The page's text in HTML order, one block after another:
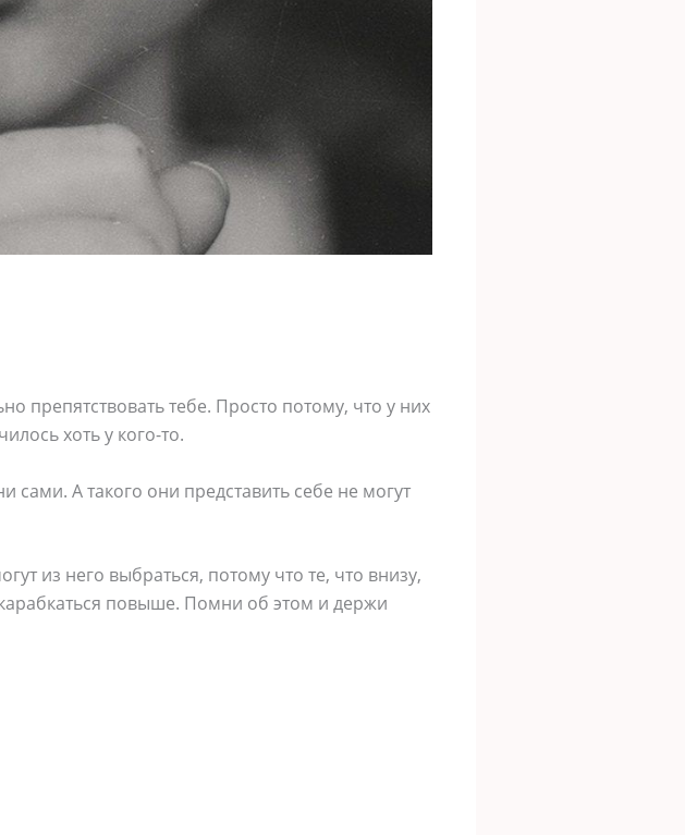
препятствовать тебе. Просто потому, что у них
хоть у кого-то.
сами. А такого они представить себе не могут
из него выбраться, потому что те, что внизу,
повыше. Помни об этом и держи